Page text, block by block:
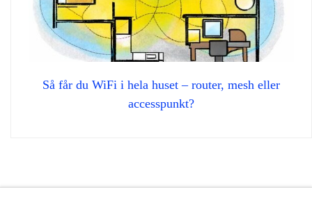
Så får du WiFi i hela huset – router, mesh eller
accesspunkt?